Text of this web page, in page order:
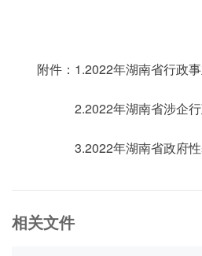
附件：1.2022年湖南省行政
2.2022年湖南省涉企行
3.2022年湖南省政府性
相关文件